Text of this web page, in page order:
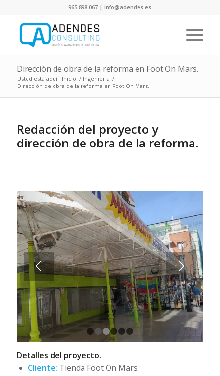
965 898 067 | info@adendes.es
Dirección de obra de la reforma en Foot On Mars.
Usted está aquí: Inicio / Ingeniería /
Dirección de obra de la reforma en Foot On Mars.
Redacción del proyecto y
dirección de obra de la reforma.
Detalles del proyecto.
Cliente: Tienda Foot On Mars.